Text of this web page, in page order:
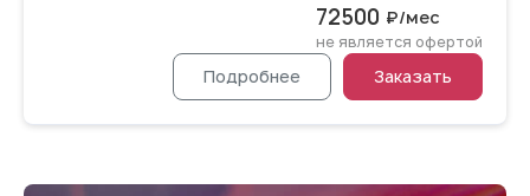
72500 ₽/мес
не является офертой
Подробнее Заказать